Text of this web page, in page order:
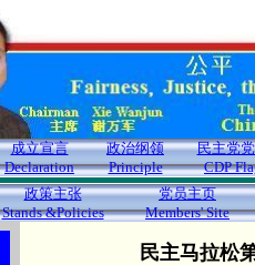
成立宣言
Declaration
政治纲领
Principle
民主党
CDP
政策主张
Stands &Policies
党员主页
Members' Site
民主马拉松